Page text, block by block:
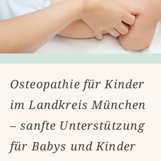
Osteopathie für Kinder
im Landkreis München
– sanfte Unterstützung
für Babys und Kinder